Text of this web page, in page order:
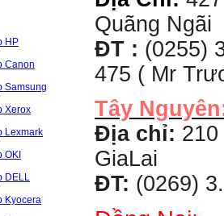
HP
Canon
Samsung
Xerox
Lexmark
OKI
DELL
Kyocera
Quãng Ngãi
ĐT : (0255)
475 ( Mr
Tây
Địa chỉ:
GiaLai
ĐT: (0269)